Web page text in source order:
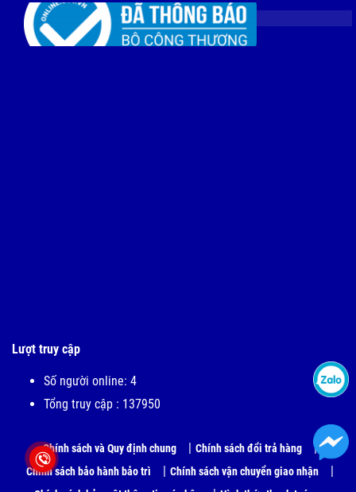
Lượt truy cập
Số người online: 4
Tổng truy cập : 137950
Chính sách và Quy định chung
Chính sách đổi trả hàng
Chính sách bảo hành bảo trì
Chính sách vận chuyển giao nhận